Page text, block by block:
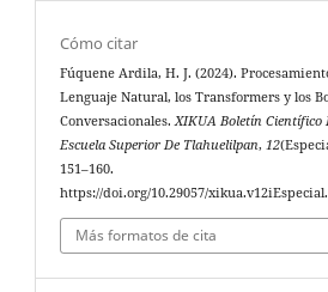
Cómo citar
Fúquene Ardila, H. J. (2024).
Lenguaje Natural, los Transformers y los
Conversacionales.XIKUA Boletín Científico
Escuela Superior De Tlahuelilpan,12
151–160.
https://doi.org/10.29057/
Más formatos de cita